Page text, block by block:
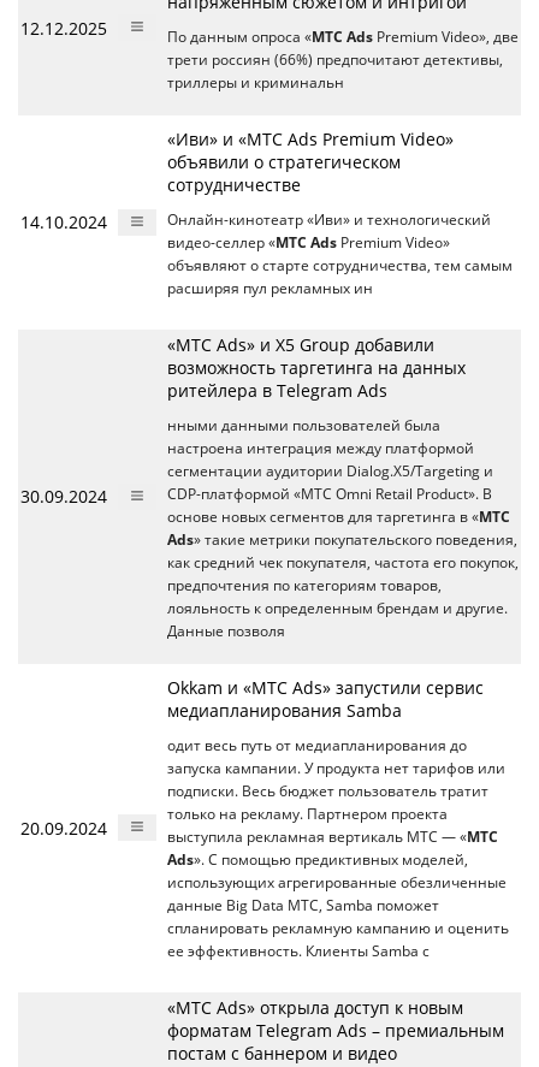
12.12.2025 По данным опроса «МТС Ads Premium Video», две
трети россиян (66%) предпочитают детективы,
триллеры и криминальн
14.10.2024
«Иви» и «МТС Ads Premium Video»
объявили о стратегическом
сотрудничестве
Онлайн-кинотеатр «Иви» и технологический
видео-селлер «МТС Ads Premium Video»
объявляют о старте сотрудничества, тем самым
расширяя пул рекламных ин
30.09.2024
«МТС Ads» и X5 Group добавили
возможность таргетинга на данных
ритейлера в Telegram Ads
нными данными пользователей была
настроена интеграция между платформой
сегментации аудитории Dialog.X5/Targeting и
CDP-платформой «МТС Omni Retail Product». В
основе новых сегментов для таргетинга в «МТС
Ads» такие метрики покупательского поведения,
как средний чек покупателя, частота его покупок,
предпочтения по категориям товаров,
лояльность к определенным брендам и другие.
Данные позволя
20.09.2024
Okkam и «МТС Ads» запустили сервис
медиапланирования Samba
одит весь путь от медиапланирования до
запуска кампании. У продукта нет тарифов или
подписки. Весь бюджет пользователь тратит
только на рекламу. Партнером проекта
выступила рекламная вертикаль MTC — «МТС
Ads». С помощью предиктивных моделей,
использующих агрегированные обезличенные
данные Big Data МТС, Samba поможет
спланировать рекламную кампанию и оценить
ее эффективность. Клиенты Samba с
«МТС Ads» открыла доступ к новым
форматам Telegram Ads – премиальным
постам с баннером и видео